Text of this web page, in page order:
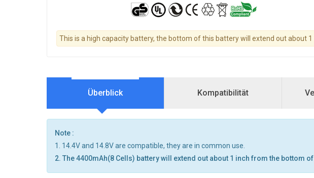
This is a high capacity battery, the bottom of this battery will extend out about 1
Überblick Kompatibilität
Note :
1. 14.4V and 14.8V are compatible, they are in common use.
2. The 4400mAh(8 Cells) battery will extend out about 1 inch from the bottom